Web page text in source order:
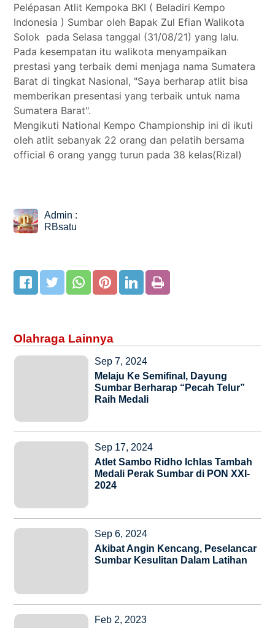
Pelépasan Atlit Kempoka BKI ( Beladiri Kempo
Indonesia ) Sumbar oleh Bapak Zul Efian Walikota
Solok pada Selasa tanggal (31/08/21) yang lalu.
Pada kesempatan itu walikota menyampaikan
prestasi yang terbaik demi menjaga nama Sumatera
Barat di tingkat Nasional, "Saya berharap atlit bisa
memberikan presentasi yang terbaik untuk nama
Sumatera Barat".
Mengikuti National Kempo Championship ini di ikuti
oleh atlit sebanyak 22 orang dan pelatih bersama
official 6 orang yangg turun pada 38 kelas(Rizal)
Admin :
RBsatu
Olahraga Lainnya
Sep 7, 2024
Melaju Ke Semifinal, Dayung
Sumbar Berharap “Pecah Telur”
Raih Medali
Sep 17, 2024
Atlet Sambo Ridho Ichlas Tambah
Medali Perak Sumbar di PON XXI-
2024
Sep 6, 2024
Akibat Angin Kencang, Peselancar
Sumbar Kesulitan Dalam Latihan
Feb 2, 2023